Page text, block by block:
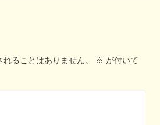
ることはありません。 ※ が付いて